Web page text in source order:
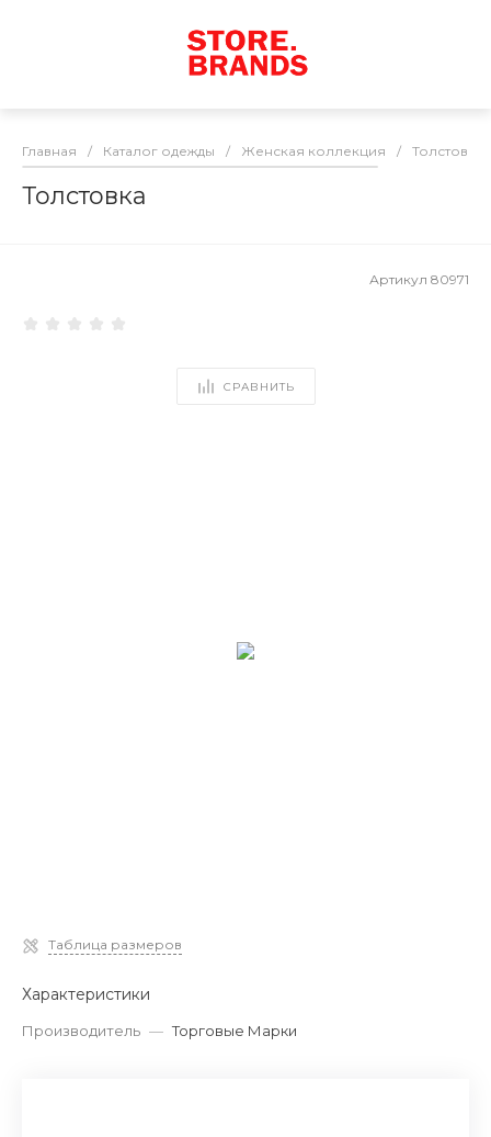
Главная / Каталог одежды / Женская коллекция / Толстовки
Толстовка
Артикул 80971
СРАВНИТЬ
Таблица размеров
Характеристики
Производитель — Торговые Марки